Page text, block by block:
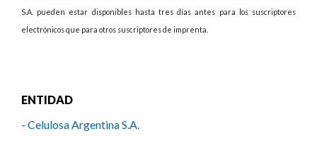
S.A. pueden estar disponibles hasta tres días antes para los suscriptores
electrónicos que para otros suscriptores de imprenta.
ENTIDAD
- Celulosa Argentina S.A.